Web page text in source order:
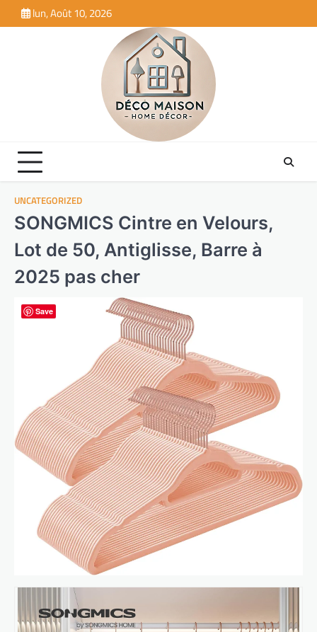
to
lun, Août 10, 2026
UNCATEGORIZED
SONGMICS Cintre en Velours,
Lot de 50, Antiglisse, Barre à
2025 pas cher
Save